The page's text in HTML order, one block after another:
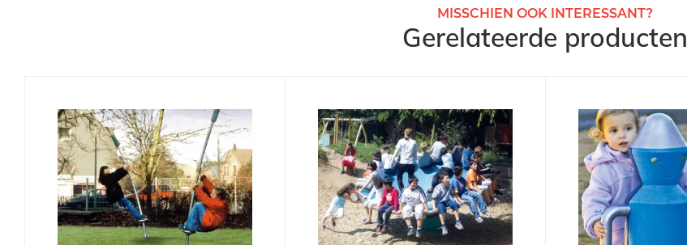
MISSCHIEN OOK INTERESSANT?
Gerelateerde producten